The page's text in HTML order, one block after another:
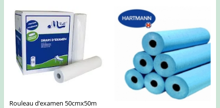
Rouleau d’examen 50cmx50m